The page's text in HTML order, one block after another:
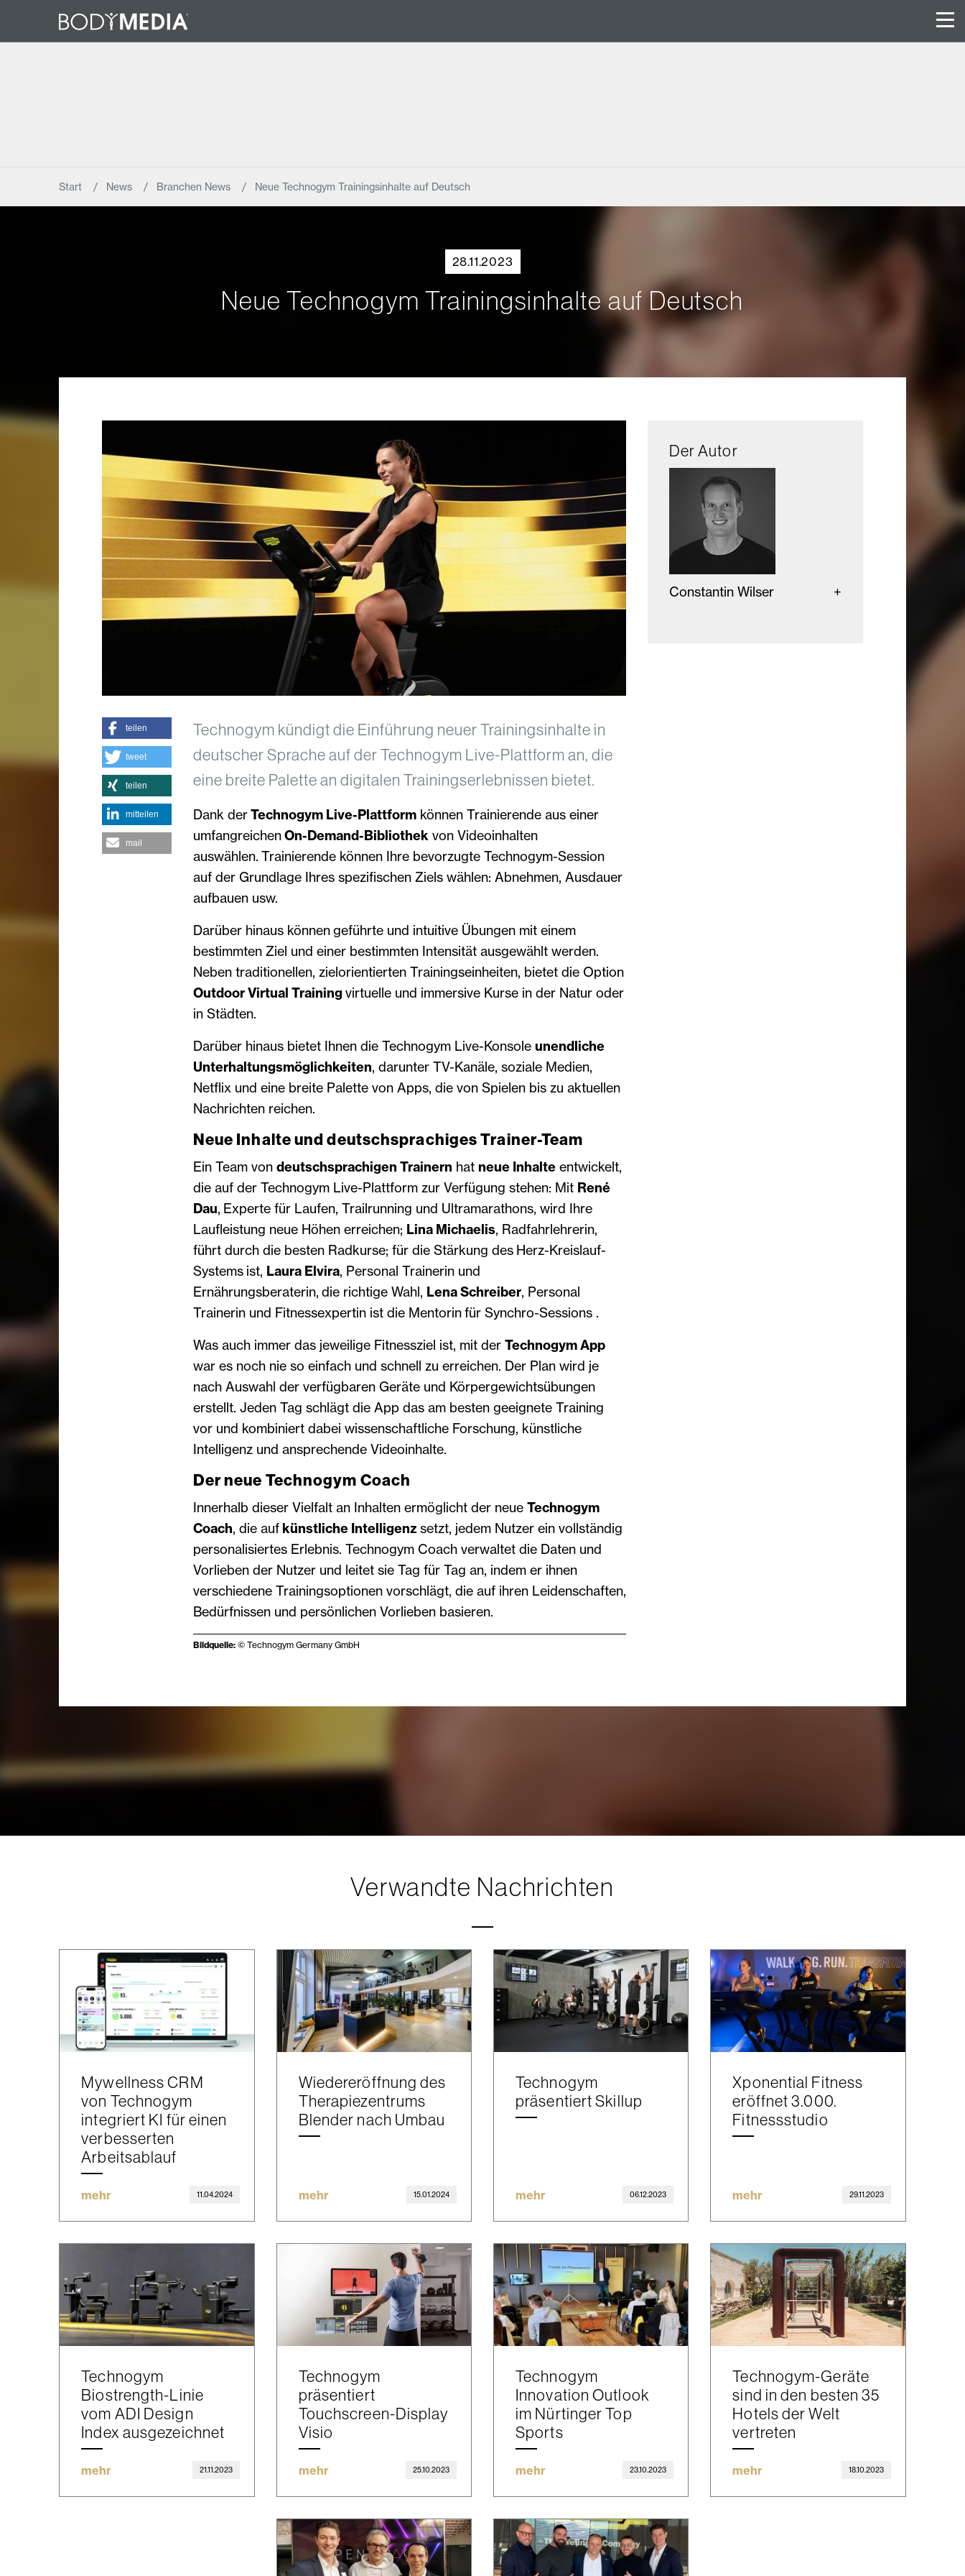
Start News Branchen News Neue Technogym Trainingsinhalte auf Deutsch
28.11.2023
Neue Technogym Trainingsinhalte auf Deutsch
Technogym kündigt die Einführung neuer Trainingsinhalte in
deutscher Sprache auf der Technogym Live-Plattform an, die
eine breite Palette an digitalen Trainingserlebnissen bietet.
Dank derTechnogym Live-Plattformkönnen Trainierende aus einer
umfangreichenOn-Demand-Bibliothek von Videoinhalten
auswählen. Trainierende können Ihre bevorzugte Technogym-Session
auf der Grundlage Ihres spezifischen Ziels wählen: Abnehmen, Ausdauer
aufbauen usw.
Darüber hinaus können geführte und intuitive Übungen mit einem
bestimmten Ziel und einer bestimmten Intensität ausgewählt werden.
Neben traditionellen, zielorientierten Trainingseinheiten, bietet die Option
Outdoor Virtual Training virtuelle und immersive Kurse in der Natur oder
in Städten.
Darüber hinaus bietet Ihnen die Technogym Live-Konsole unendliche
Unterhaltungsmöglichkeiten, darunter TV-Kanäle, soziale Medien,
Netflix und eine breite Palette von Apps, die von Spielen bis zu aktuellen
Nachrichten reichen.
Neue Inhalte und deutschsprachiges Trainer-Team
Ein Team von deutschsprachigen Trainern hat neue Inhalteentwickelt,
die auf der Technogym Live-Plattform zur Verfügung stehen: Mit René
Dau, Experte für Laufen, Trailrunning und Ultramarathons, wird Ihre
Laufleistung neue Höhen erreichen; Lina Michaelis, Radfahrlehrerin,
führt durch die besten Radkurse; für die Stärkung des Herz-Kreislauf-
Systems ist, Laura Elvira, Personal Trainerin und
Ernährungsberaterin, die richtige Wahl, Lena Schreiber, Personal
Trainerin und Fitnessexpertin ist die Mentorin für Synchro-Sessions .
Was auch immer das jeweilige Fitnessziel ist, mit der Technogym App
war es noch nie so einfach und schnell zu erreichen. Der Plan wird je
nach Auswahl der verfügbaren Geräte und Körpergewichtsübungen
erstellt. Jeden Tag schlägt die App das am besten geeignete Training
vor und kombiniert dabei wissenschaftliche Forschung, künstliche
Intelligenz und ansprechende Videoinhalte.
Der neue Technogym Coach
Innerhalb dieser Vielfalt an Inhalten ermöglicht der neue Technogym
Coach, die auf künstliche Intelligenz setzt, jedem Nutzer ein vollständig
personalisiertes Erlebnis. Technogym Coach verwaltet die Daten und
Vorlieben der Nutzer und leitet sie Tag für Tag an, indem er ihnen
verschiedene Trainingsoptionen vorschlägt, die auf ihren Leidenschaften,
Bedürfnissen und persönlichen Vorlieben basieren.
Bildquelle: © Technogym Germany GmbH
teilen
tweet
teilen
mitteilen
mail
Der Autor
Constantin Wilser
Verwandte Nachrichten
Mywellness CRM
von Technogym
integriert KI für einen
verbesserten
Arbeitsablauf
mehr 11.04.2024
Wiedereröffnung des
Therapiezentrums
Blender nach Umbau
mehr 15.01.2024
Technogym
präsentiert Skillup
mehr 06.12.2023
Xponential Fitness
eröffnet 3.000.
Fitnessstudio
mehr 29.11.2023
Technogym
Biostrength-Linie
vom ADI Design
Index ausgezeichnet
mehr 21.11.2023
Technogym
präsentiert
Touchscreen-Display
Visio
mehr 25.10.2023
Technogym
Innovation Outlook
im Nürtinger Top
Sports
mehr 23.10.2023
Technogym-Geräte
sind in den besten 35
Hotels der Welt
vertreten
mehr 18.10.2023